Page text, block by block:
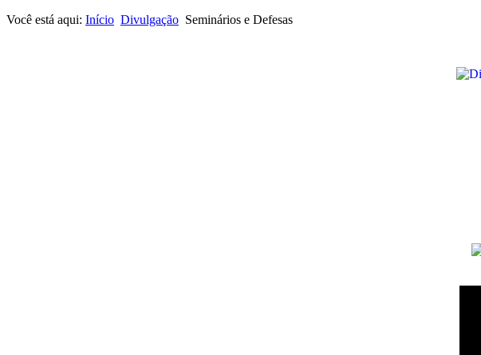
Você está aqui: Início Divulgação Seminários e Defesas